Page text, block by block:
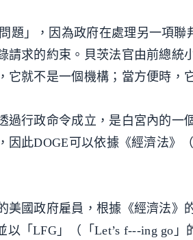
題」，因為政府在處理另一項聯
請求的約束。貝茨法官由前總統
就不是一個機構；當方便時，
行政命令成立，是白宮內的一
此DOGE可以依據《經濟法》
美國政府雇員，根據《經濟法》
「LFG」（「Let’s f---ing go」